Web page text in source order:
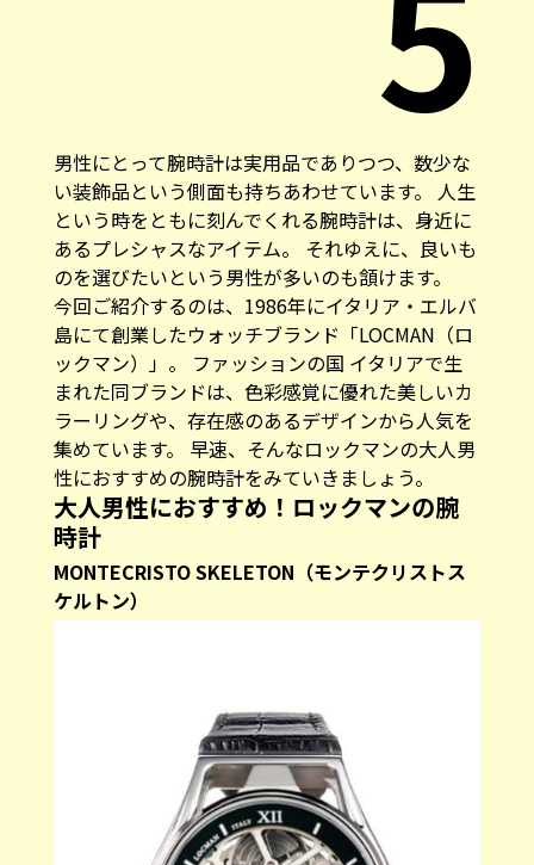
男性にとって腕時計は実用品でありつつ、数少な
い装飾品という側面も持ちあわせています。 人生
という時をともに刻んでくれる腕時計は、身近に
あるプレシャスなアイテム。 それゆえに、良いも
のを選びたいという男性が多いのも頷けます。
今回ご紹介するのは、1986年にイタリア・エルバ
島にて創業したウォッチブランド「LOCMAN（ロ
ックマン）」。 ファッションの国 イタリアで生
まれた同ブランドは、色彩感覚に優れた美しいカ
ラーリングや、存在感のあるデザインから人気を
集めています。 早速、そんなロックマンの大人男
性におすすめの腕時計をみていきましょう。
大人男性におすすめ！ロックマンの腕
時計
MONTECRISTO SKELETON（モンテクリストス
ケルトン）